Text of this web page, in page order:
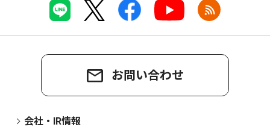
お問い合わせ
会社・IR情報